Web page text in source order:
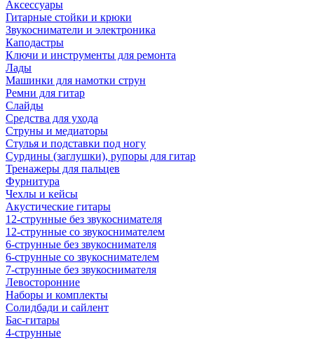
Аксессуары
Гитарные стойки и крюки
Звукосниматели и электроника
Каподастры
Ключи и инструменты для ремонта
Лады
Машинки для намотки струн
Ремни для гитар
Слайды
Средства для ухода
Струны и медиаторы
Стулья и подставки под ногу
Сурдины (заглушки), рупоры для гитар
Тренажеры для пальцев
Фурнитура
Чехлы и кейсы
Акустические гитары
12-струнные без звукоснимателя
12-струнные со звукоснимателем
6-струнные без звукоснимателя
6-струнные со звукоснимателем
7-струнные без звукоснимателя
Левосторонние
Наборы и комплекты
Солидбади и сайлент
Бас-гитары
4-струнные